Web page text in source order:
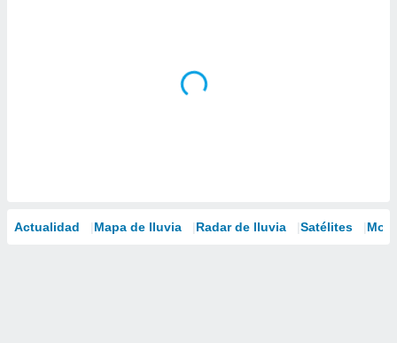
Actualidad Mapa de lluvia Radar de lluvia Satélites